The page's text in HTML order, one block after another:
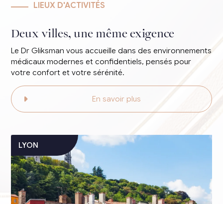
LIEUX D'ACTIVITÉS
Deux villes, une même exigence
Le Dr Gliksman vous accueille dans des environnements
médicaux modernes et confidentiels, pensés pour
votre confort et votre sérénité.
En savoir plus